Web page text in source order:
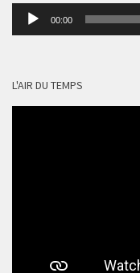
Lecteur
00:00
L'AIR DU TEMPS